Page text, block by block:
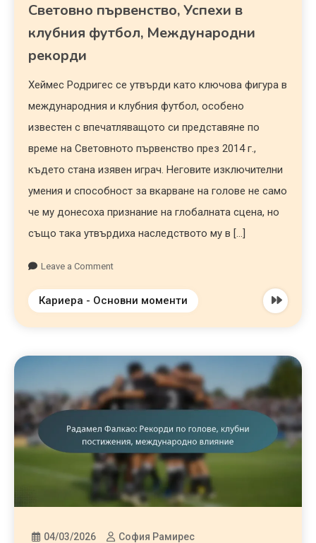
Световно първенство, Успехи в
клубния футбол, Международни
рекорди
Хеймес Родригес се утвърди като ключова фигура в
международния и клубния футбол, особено
известен с впечатляващото си представяне по
време на Световното първенство през 2014 г.,
където стана изявен играч. Неговите изключителни
умения и способност за вкарване на голове не само
че му донесоха признание на глобалната сцена, но
също така утвърдиха наследството му в […]
Leave a Comment
Кариера - Основни моменти
04/03/2026 София Рамирес